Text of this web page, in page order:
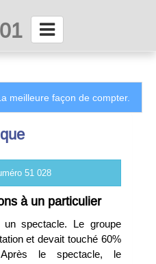
meilleure façon de compter.
51 028
à un particulier
un spectacle. Le groupe
et devait touché 60%
le spectacle, le